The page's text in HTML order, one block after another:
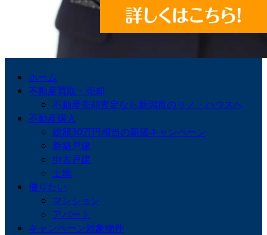
ホーム
不動産買取・売却
不動産売却査定なら新潟市のリノ・ハウスへ
不動産購入
総額30万円相当の新築キャンペーン
新築戸建
中古戸建
土地
借りたい
マンション
アパート
キャンペーン対象物件